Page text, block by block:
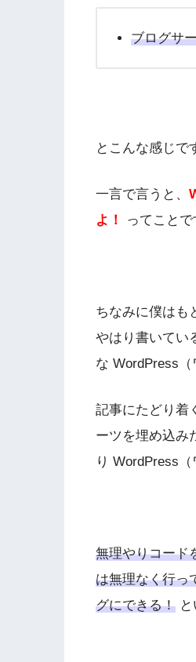
ブログサ
とこんな感じで
一言で言うと、
よ！
ってことで
ちなみに僕はも
やはり書いてい
な WordPress（
記事にたどり着
ーツを埋め込
り WordPress
無理やりコード
は無理なく行っ
グにできる！